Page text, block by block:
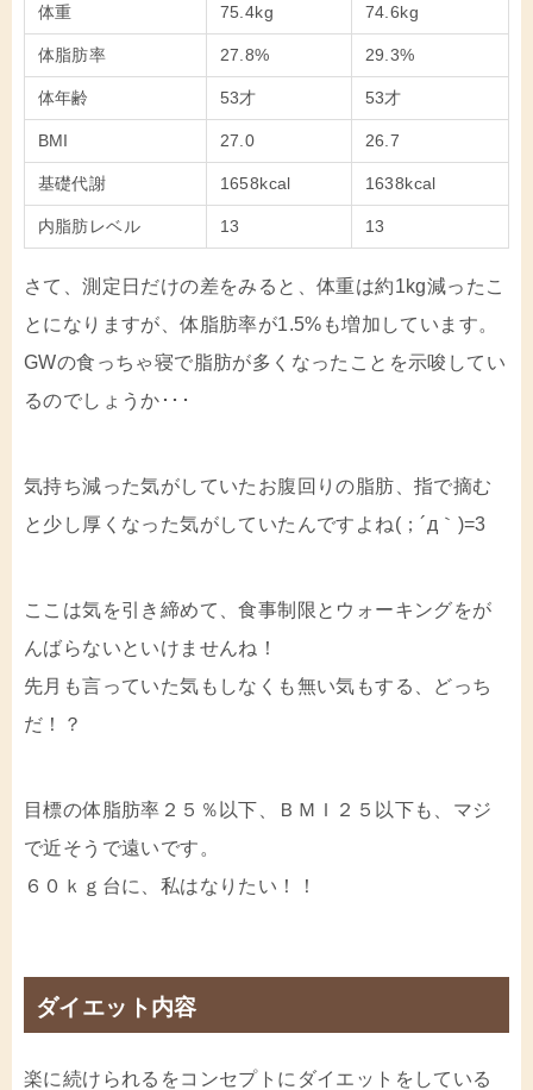
体重 75.4kg 74.6kg
体脂肪率 27.8% 29.3%
体年齢 53才 53才
BMI 27.0 26.7
基礎代謝 1658kcal 1638kcal
内脂肪レベル 13 13
さて、測定日だけの差をみると、体重は約1kg減ったこ
とになりますが、体脂肪率が1.5%も増加しています。
GWの食っちゃ寝で脂肪が多くなったことを示唆してい
るのでしょうか･･･
気持ち減った気がしていたお腹回りの脂肪、指で摘む
と少し厚くなった気がしていたんですよね(；´д｀)=3
ここは気を引き締めて、食事制限とウォーキングをが
んばらないといけませんね！
先月も言っていた気もしなくも無い気もする、どっち
だ！？
目標の体脂肪率２５％以下、ＢＭＩ２５以下も、マジ
で近そうで遠いです。
６０ｋｇ台に、私はなりたい！！
ダイエット内容
楽に続けられるをコンセプトにダイエットをしている